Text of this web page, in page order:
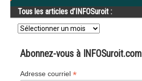
Tous les articles d’INFOSuroit :
Tous
les
d’INFOSuroit
Abonnez-vous à INFOSuroit.com
Adresse courriel *